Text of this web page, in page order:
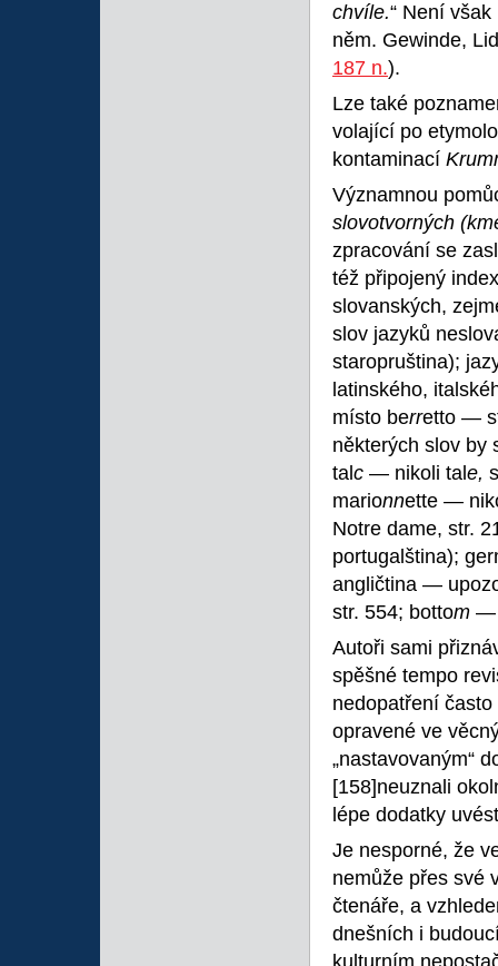
chvíle.“ Není
něm. Gewinde,
187 n.).
Lze také
volající po
kontaminací
Významnou
slovotvorných
zpracování se
též připojený
slovanských,
slov jazyků
staropruština);
latinského,
místo berretto —
některých slov by
tal c — nikoli tal e,
marionnette —
Notre dame, str.
portugalština);
angličtina —
str. 554; bottom —
Autoři sami
spěšné tempo
nedopatření
opravené ve
„nastavovaným“
[158]neuznali
lépe dodatky
Je nesporné, že
nemůže přes své
čtenáře, a
dnešních i
kulturním